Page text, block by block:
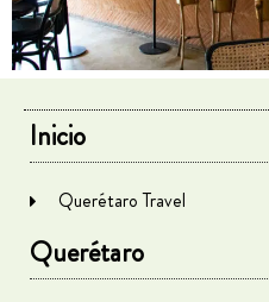
Inicio
Querétaro Travel
Querétaro